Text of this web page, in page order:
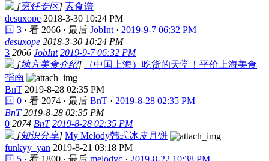
[烹饪专区] 素食谱
desuxope 2018-3-30 10:24 PM
回 3 · 看 2066 · 最后 JobInt · 2019-9-7 06:32 PM
desuxope 2018-3-30 10:24 PM
3 2066 JobInt 2019-9-7 06:32 PM
[地方美食介绍]
（中国上海）吃货的天堂！平价上海美食
指南
BnT 2019-8-28 02:35 PM
回 0 · 看 2074 · 最后 BnT · 2019-8-28 02:35 PM
BnT 2019-8-28 02:35 PM
0 2074 BnT 2019-8-28 02:35 PM
[知识分享] My Melody韩式冰皮月饼
funkyy_yan 2019-8-21 03:18 PM
回 5 · 看 1800 · 最后 melodyc · 2019-8-22 10:38 PM